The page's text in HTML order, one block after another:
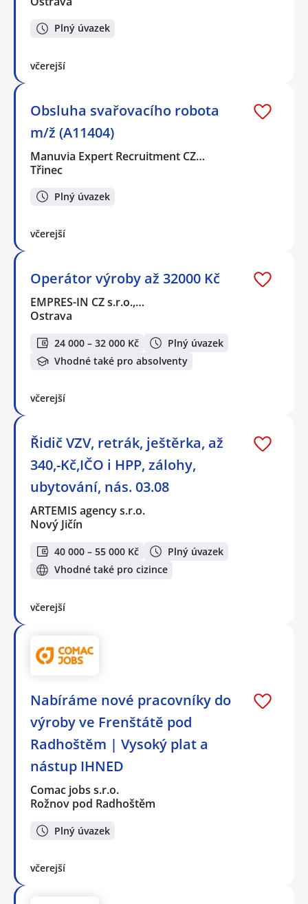
Plný úvazek
včerejší
Obsluha svařovacího robota
m/ž (A11404)
Manuvia Expert Recruitment CZ…
Třinec
Plný úvazek
včerejší
Operátor výroby až 32000 Kč
EMPRES-IN CZ s.r.o.,…
Ostrava
24 000 – 32 000 Kč
Plný úvazek
Vhodné také pro absolventy
včerejší
Řidič VZV, retrák, ještěrka, až
340,-Kč,IČO i HPP, zálohy,
ubytování, nás. 03.08
ARTEMIS agency s.r.o.
Nový Jičín
40 000 – 55 000 Kč
Plný úvazek
Vhodné také pro cizince
včerejší
Nabíráme nové pracovníky do
výroby ve Frenštátě pod
Radhoštěm | Vysoký plat a
nástup IHNED
Comac jobs s.r.o.
Rožnov pod Radhoštěm
Plný úvazek
včerejší